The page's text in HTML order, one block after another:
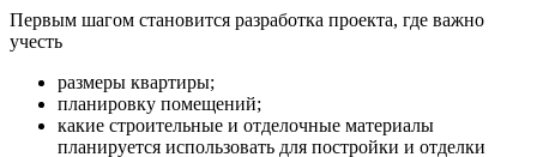
Первым шагом становится разработка проекта, где важно
учесть
размеры квартиры;
планировку помещений;
какие строительные и отделочные материалы
планируется использовать для постройки и отделки